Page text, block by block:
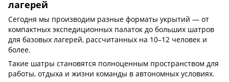
лагерей
Сегодня мы производим разные форматы укрытий — от
компактных экспедиционных палаток до больших шатров
для базовых лагерей, рассчитанных на 10–12 человек и
более.
Такие шатры становятся полноценным пространством для
работы, отдыха и жизни команды в автономных условиях.